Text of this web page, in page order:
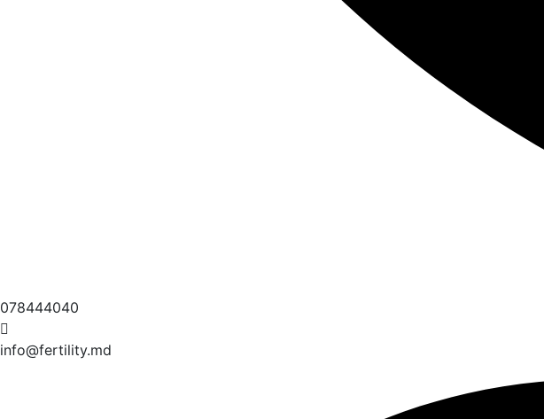
078444040
info@fertility.md